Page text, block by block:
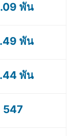
พัน
พัน
พัน
547